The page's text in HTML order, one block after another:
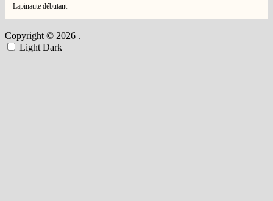
Lapinaute débutant
Copyright © 2026 .
Light Dark